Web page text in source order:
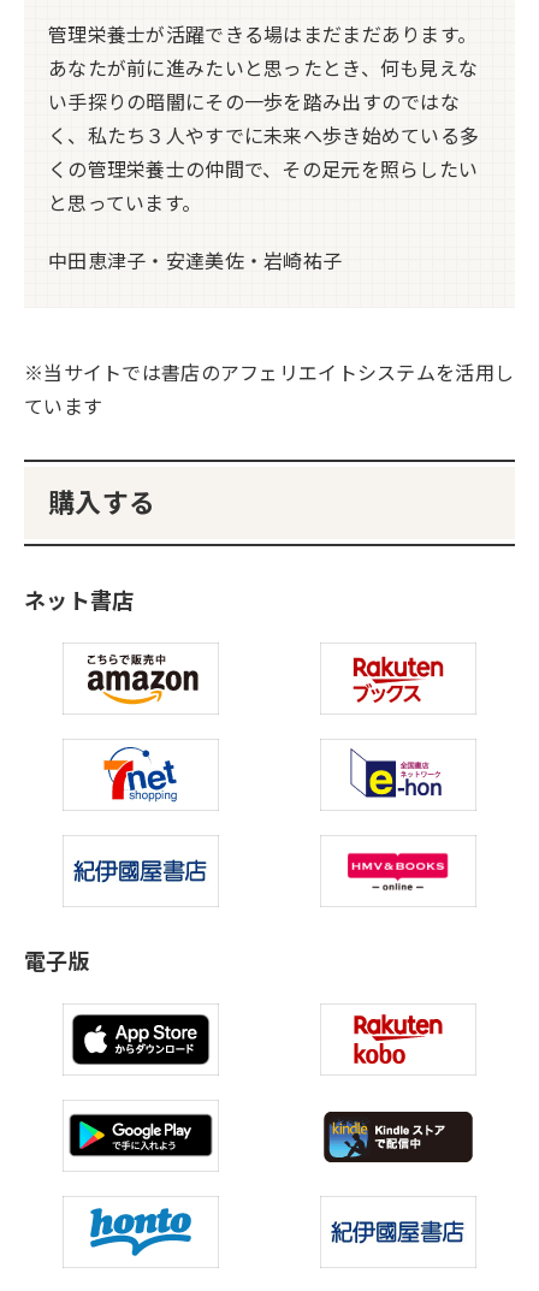
管理栄養士が活躍できる場はまだまだあります。
あなたが前に進みたいと思ったとき、何も見えな
い手探りの暗闇にその一歩を踏み出すのではな
く、私たち３人やすでに未来へ歩き始めている多
くの管理栄養士の仲間で、その足元を照らしたい
と思っています。
中田恵津子・安達美佐・岩崎祐子
※当サイトでは書店のアフェリエイトシステムを活用し
ています
購入する
ネット書店
電子版